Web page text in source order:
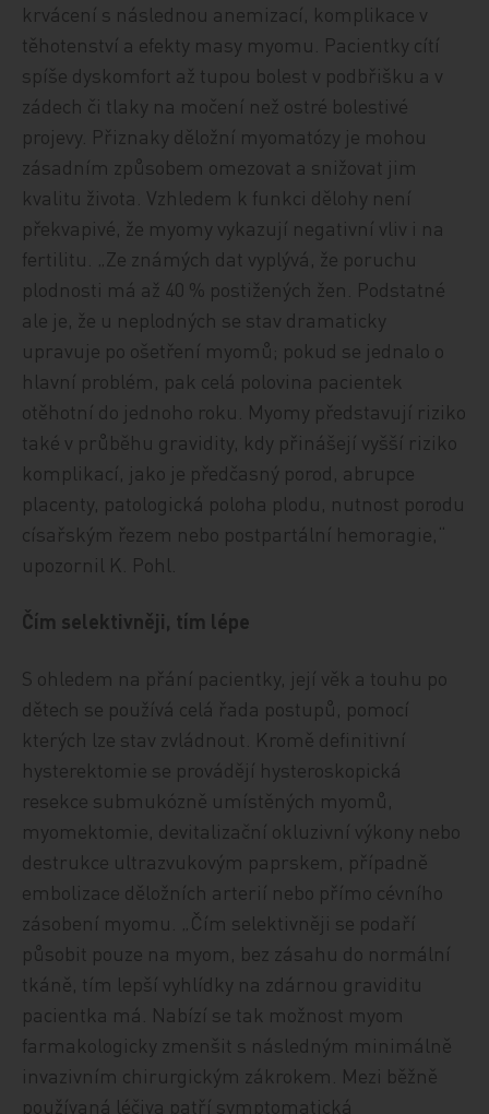
krvácení s následnou anemizací, komplikace v
těhotenství a efekty masy myomu. Pacientky cítí
spíše dyskomfort až tupou bolest v podbřišku a v
zádech či tlaky na močení než ostré bolestivé
projevy. Přiznaky děložní myomatózy je mohou
zásadním způsobem omezovat a snižovat jim
kvalitu života. Vzhledem k funkci dělohy není
překvapivé, že myomy vykazují negativní vliv i na
fertilitu. „Ze známých dat vyplývá, že poruchu
plodnosti má až 40 % postižených žen. Podstatné
ale je, že u neplodných se stav dramaticky
upravuje po ošetření myomů; pokud se jednalo o
hlavní problém, pak celá polovina pacientek
otěhotní do jednoho roku. Myomy představují riziko
také v průběhu gravidity, kdy přinášejí vyšší riziko
komplikací, jako je předčasný porod, abrupce
placenty, patologická poloha plodu, nutnost porodu
císařským řezem nebo postpartální hemoragie,“
upozornil K. Pohl.
Čím selektivněji, tím lépe
S ohledem na přání pacientky, její věk a touhu po
dětech se používá celá řada postupů, pomocí
kterých lze stav zvládnout. Kromě definitivní
hysterektomie se provádějí hysteroskopická
resekce submukózně umístěných myomů,
myomektomie, devitalizační okluzivní výkony nebo
destrukce ultrazvukovým paprskem, případně
embolizace děložních arterií nebo přímo cévního
zásobení myomu. „Čím selektivněji se podaří
působit pouze na myom, bez zásahu do normální
tkáně, tím lepší vyhlídky na zdárnou graviditu
pacientka má. Nabízí se tak možnost myom
farmakologicky zmenšit s následným minimálně
invazivním chirurgickým zákrokem. Mezi běžně
používaná léčiva patří symptomatická